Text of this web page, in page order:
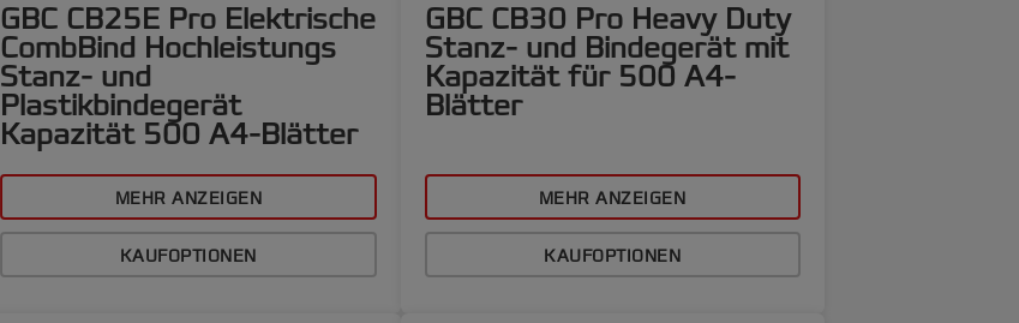
GBC CB25E Pro Elektrische
CombBind Hochleistungs
Stanz- und
Plastikbindegerät
Kapazität 500 A4-Blätter
MEHR ANZEIGEN
KAUFOPTIONEN
GBC CB30 Pro Heavy Duty
Stanz- und Bindegerät mit
Kapazität für 500 A4-
Blätter
MEHR ANZEIGEN
KAUFOPTIONEN